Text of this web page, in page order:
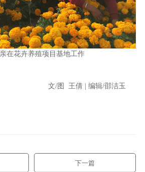
在花卉养殖项目基地工作
文/图 王倩 | 编辑/邵洁玉
下一篇